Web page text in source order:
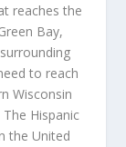
reaches the
Bay,
to reach
Wisconsin
Hispanic
the United